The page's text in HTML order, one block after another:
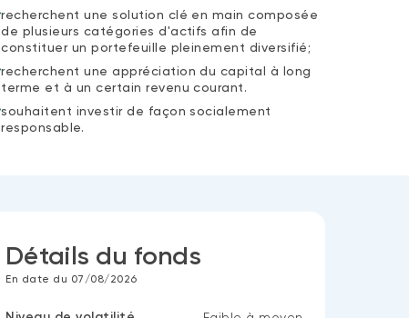
recherchent une solution clé en main composée
de plusieurs catégories d'actifs afin de
constituer un portefeuille pleinement diversifié;
recherchent une appréciation du capital à long
terme et à un certain revenu courant.
souhaitent investir de façon socialement
responsable.
Détails du fonds
En date du 07/08/2026